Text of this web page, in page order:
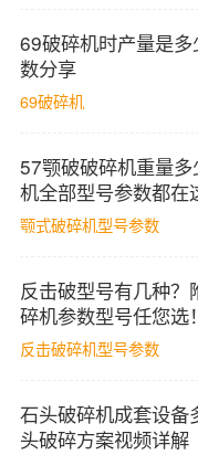
69破碎机时产量是
数分享
69破碎机
57颚破破碎机重量
机全部型号参数都在
颚式破碎机型号参数
反击破型号有几种？
碎机参数型号任您选！
反击破碎机型号参数
石头破碎机成套设备
头破碎方案视频详解